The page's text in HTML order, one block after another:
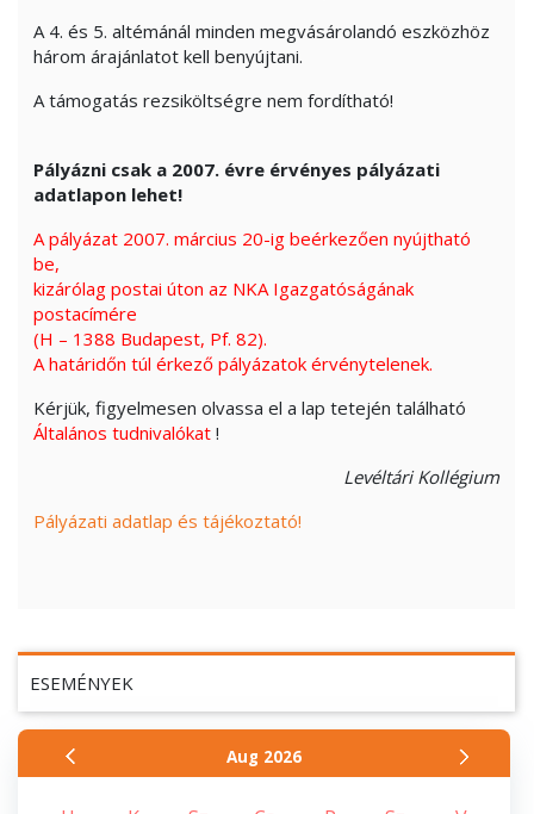
ESEMÉNYEK
Aug 2026
A 4. és 5. altémánál minden megvásárolandó eszközhöz
három árajánlatot kell benyújtani.
A támogatás rezsiköltségre nem fordítható!
Pályázni csak a 2007. évre érvényes pályázati
adatlapon lehet!
A pályázat 2007. március 20-ig beérkezően nyújtható
be,
kizárólag postai úton az NKA Igazgatóságának
postacímére
(H – 1388 Budapest, Pf. 82).
A határidőn túl érkező pályázatok érvénytelenek.
Kérjük, figyelmesen olvassa el a lap tetején található
Általános tudnivalókat !
LevéltáriKollégium
Pályázati adatlap és tájékoztató!